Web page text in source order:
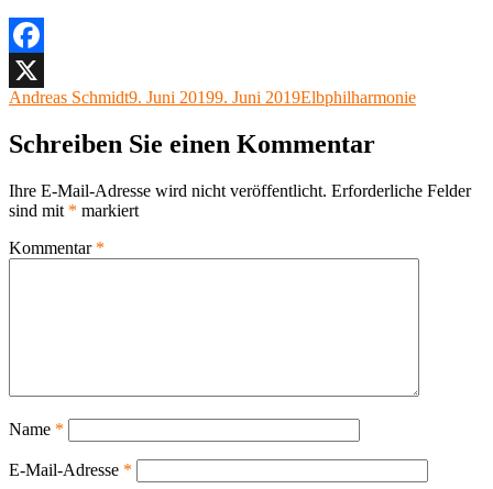
Facebook
X
Autor
Andreas SchmidtVeröffentlicht
9. Juni 20199. Juni 2019Kategorien
Elbphilharmonie
Schreiben Sie einen Kommentar
Ihre E-Mail-Adresse wird nicht veröffentlicht. Erforderliche Felder
sind mit * markiert
Kommentar *
Name *
E-Mail-Adresse *